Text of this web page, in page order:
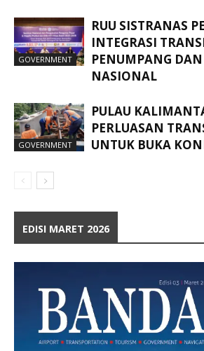
GOVERNMENT
RUU SISTRANAS
INTEGRASI
PENUMPANG
NASIONAL
GOVERNMENT
PULAU
PERLUASAN
UNTUK BUKA
EDISI MARET 2026